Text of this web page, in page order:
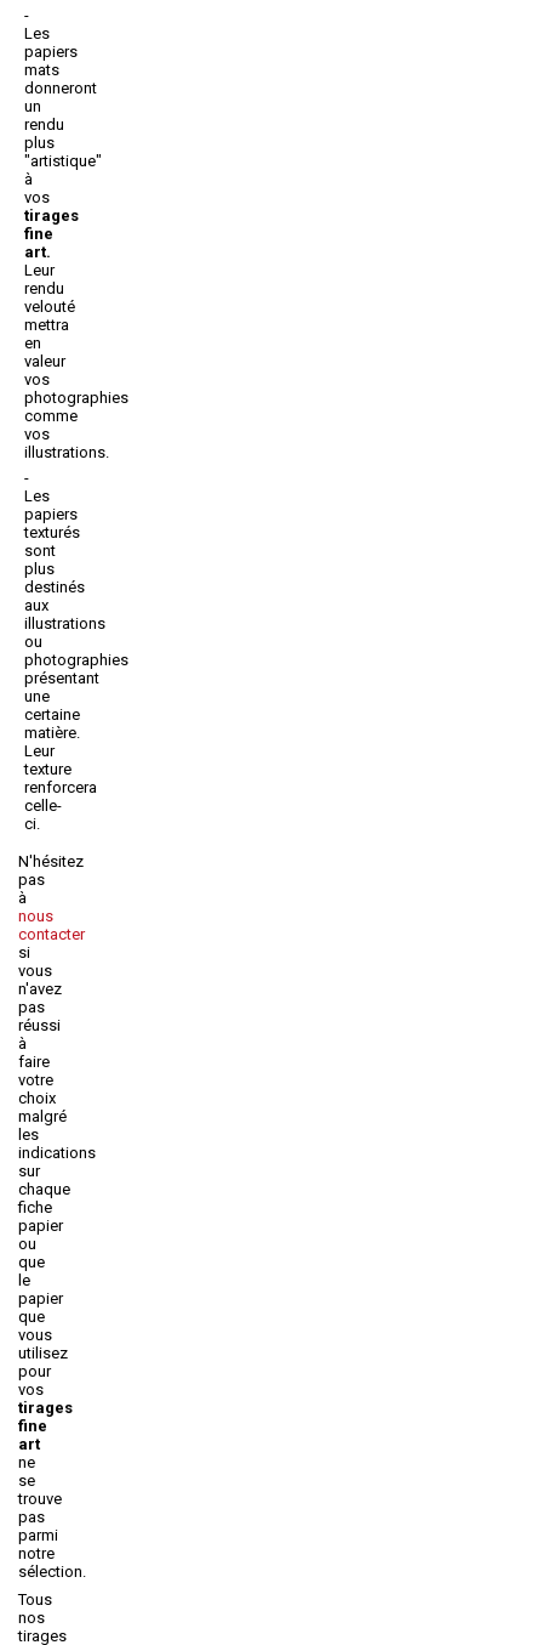
Les
papiers
mats
donneront
un
rendu
plus
"artistique"
à
vos
tirages
fine
art.
Leur
rendu
velouté
mettra
en
valeur
vos
photographies
comme
vos
illustrations.
Les
papiers
texturés
sont
plus
destinés
aux
illustrations
ou
photographies
présentant
une
certaine
matière.
Leur
texture
renforcera
celle-
ci.
N'hésitez
pas
à
nous
contacter
si
vous
n'avez
pas
réussi
à
faire
votre
choix
malgré
les
indications
sur
chaque
fiche
papier
ou
que
le
papier
que
vous
utilisez
pour
vos
tirages
fine
art
ne
se
trouve
pas
parmi
notre
sélection.
Tous
nos
tirages